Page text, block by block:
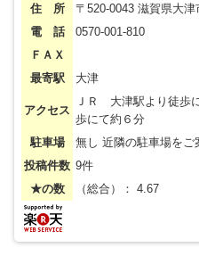
住 所
〒520-0043 滋賀県大津
電 話
0570-001-810
ＦＡＸ
最寄駅
大津
アクセス
ＪＲ 大津駅より徒歩
歩にて約６分
駐車場
無し 近隣の駐車場をご
投稿件数 9件
★の数
（総合）： 4.67